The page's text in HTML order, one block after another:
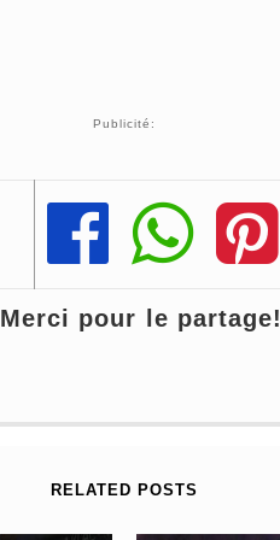
Publicité:
Share
Share
Share
Merci pour le partage!
RELATED POSTS